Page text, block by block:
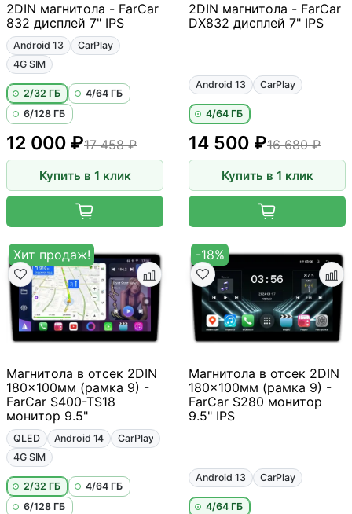
2DIN магнитола - FarCar
832 дисплей 7" IPS
Android 13
CarPlay
4G SIM
2/32 ГБ
4/64 ГБ
6/128 ГБ
12 000 ₽17 458 ₽
Купить в 1 клик
2DIN магнитола - FarCar
DX832 дисплей 7" IPS
Android 13 CarPlay
4/64 ГБ
16 680 ₽
14 500 ₽
Купить в 1 клик
Хит продаж!
Магнитола в отсек 2DIN
180x100мм (рамка 9) -
FarCar S400-TS18
монитор 9.5"
QLED Android 14
CarPlay
4G SIM
2/32 ГБ
4/64 ГБ
6/128 ГБ
-18%
Магнитола в отсек 2DIN
180x100мм (рамка 9) -
FarCar S280 монитор
9.5" IPS
Android 13 CarPlay
4/64 ГБ